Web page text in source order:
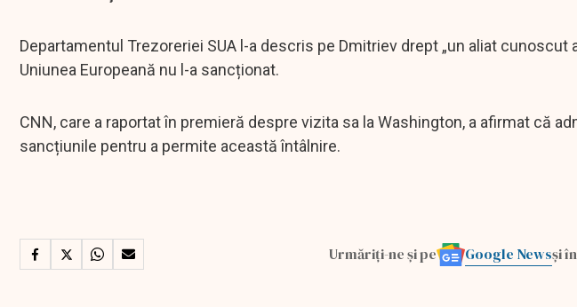
Departamentul Trezoreriei SUA l-a descris pe Dmitriev drept „un aliat cunoscut
Uniunea Europeană nu l-a sancționat.
CNN, care a raportat în premieră despre vizita sa la Washington, a afirmat că
sancțiunile pentru a permite această întâlnire.
Urmăriți-ne și pe Google Newsși